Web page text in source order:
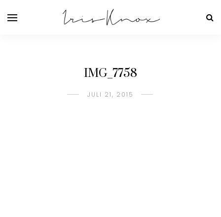
IMG_7758
JULI 21, 2015